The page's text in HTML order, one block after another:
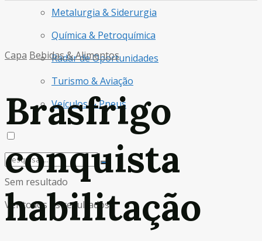
Metalurgia & Siderurgia
Química & Petroquímica
Radar de Oportunidades
Turismo & Aviação
Veículos & Pneus
Sem resultado
Ver todos os resultados
Capa Bebidas & Alimentos
Brasfrigo
conquista
habilitação